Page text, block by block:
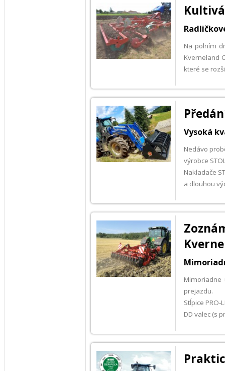
Na polním
Kverneland
které se
Vysoká
Nedávo
výrobce
Nakladače
a dlouhou
prejazdu.
Stĺpice
DD valec (s